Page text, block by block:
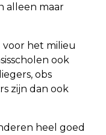
alleen maar
voor het milieu
ook
obs
zijn dan ook
heel goed